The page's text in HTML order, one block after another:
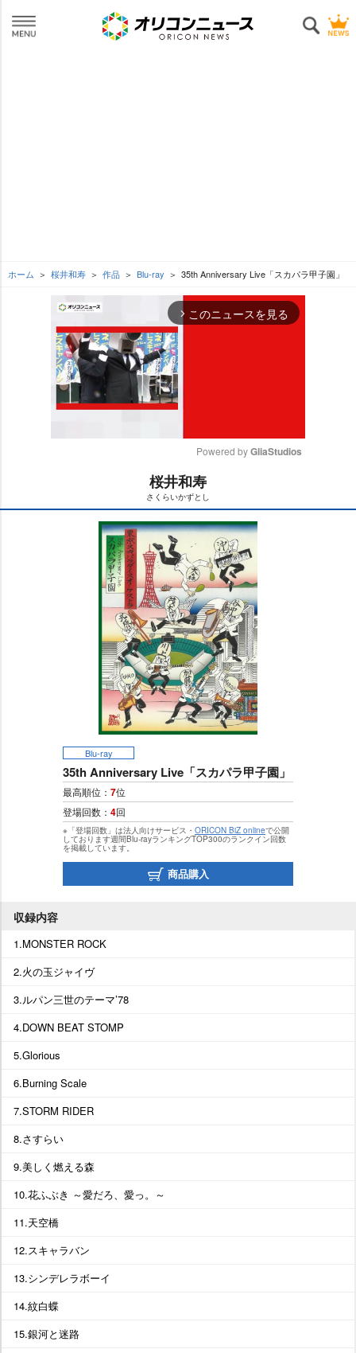
ホーム 桜井和寿 作品 Blu-ray 35th Anniversary Live「スカパラ甲子園」
arrow_forward_ios このニュースを見る
t
e
Powered by GliaStudios
桜井和寿
さくらいかずとし
Blu-ray
35th Anniversary Live「スカパラ甲子園」
最高順位： 7位
登場回数： 4回
※「登場回数」は法人向けサービス・ ORICON BiZ onlineで公開
しております週間Blu-rayランキングTOP300のランクイン回数
を掲載しています。
商品購入
収録内容
1.MONSTER ROCK
2.火の玉ジャイヴ
3.ルパン三世のテーマ’78
4.DOWN BEAT STOMP
5.Glorious
6.Burning Scale
7.STORM RIDER
8.さすらい
9.美しく燃える森
10.花ふぶき ～愛だろ、愛っ。～
11.天空橋
12.スキャラバン
13.シンデレラボーイ
14.紋白蝶
15.銀河と迷路